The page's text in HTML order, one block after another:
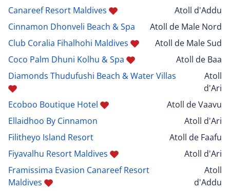
Canareef Resort Maldives
Atoll d'Addu
Cinnamon Dhonveli Beach & Spa
Atoll de Male Nord
Club Coralia Fihalhohi Maldives
Atoll de Male Sud
Coco Palm Dhuni Kolhu & Spa
Atoll de Baa
Diamonds Thudufushi Beach & Water Villas
Atoll
d'Ari
Ecoboo Boutique Hotel
Atoll de Vaavu
Ellaidhoo By Cinnamon
Atoll d'Ari
Filitheyo Island Resort
Atoll de Faafu
Fiyavalhu Resort Maldives
Atoll d'Ari
Framissima Evasion Canareef Resort
Maldives
Atoll
d'Addu